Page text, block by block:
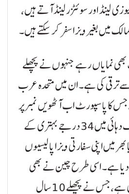
لینڈ اور سوئٹزرلینڈ آتے ہیں،
نمایاں رہے جنہوں نے پچھلے
ترقی کی ہے۔ ان میں متحدہ عرب
کا پاسپورٹ اب آٹھویں نمبر پر
پہنچ چکا ہے۔ صرف ایک دہائی میں 34 درجے بہتری کے
میں اپنی سفارتی ویزا پالیسیوں
دیا ہے۔ اسی طرح چین نے بھی
قابلِ ذکر پیش رفت کی ہے، جس نے پچھلے 10 سال